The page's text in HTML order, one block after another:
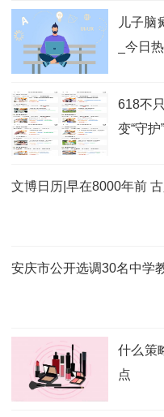
儿子脑
_今日
618不
变“守
文博日历|早在8000年前
安庆市公开选调30名中学
什么策
点